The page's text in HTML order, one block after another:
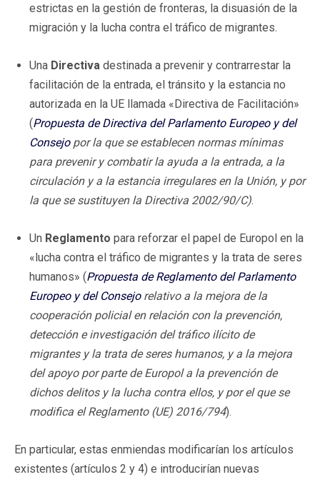
estrictas en la gestión de fronteras, la disuasión de la
migración y la lucha contra el tráfico de migrantes.
Una Directiva destinada a prevenir y contrarrestar la
facilitación de la entrada, el tránsito y la estancia no
autorizada en la UE llamada «Directiva de Facilitación»
(Propuesta de Directiva del Parlamento Europeo y del
Consejopor la que se establecen normas mínimas
para prevenir y combatir la ayuda a la entrada, a la
circulación y a la estancia irregulares en la Unión, y por
la que se sustituyen la Directiva 2002/90/C).
Un Reglamento para reforzar el papel de Europol en la
«lucha contra el tráfico de migrantes y la trata de seres
humanos» (Propuesta de Reglamento del Parlamento
Europeo y del Consejorelativo a la mejora de la
cooperación policial en relación con la prevención,
detección e investigación del tráfico ilícito de
migrantes y la trata de seres humanos, y a la mejora
del apoyo por parte de Europol a la prevención de
dichos delitos y la lucha contra ellos, y por el que se
modifica el Reglamento (UE) 2016/794).
En particular, estas enmiendas modificarían los artículos
existentes (artículos 2 y 4) e introducirían nuevas